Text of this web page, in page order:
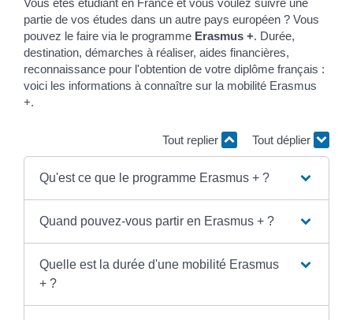
Vous êtes étudiant en France et vous voulez suivre une
partie de vos études dans un autre pays européen ? Vous
pouvez le faire via le programme Erasmus +. Durée,
destination, démarches à réaliser, aides financières,
reconnaissance pour l'obtention de votre diplôme français :
voici les informations à connaître sur la mobilité Erasmus
+.
Tout replier Tout déplier
Qu'est ce que le programme Erasmus + ?
Quand pouvez-vous partir en Erasmus + ?
Quelle est la durée d'une mobilité Erasmus
+ ?